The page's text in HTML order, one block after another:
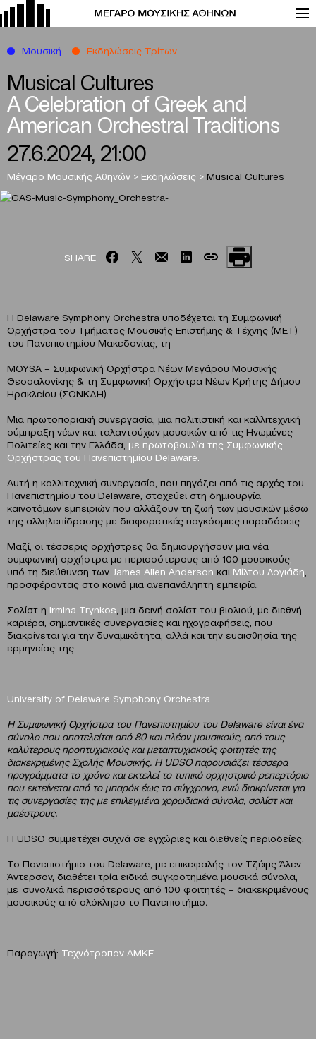
Musical Cultures
A Celebration of Greek and
American Orchestral Traditions
27.6.2024, 21:00
Μέγαρο Μουσικής Αθηνών > Εκδηλώσεις > Musical Cultures
Μουσική Εκδηλώσεις Τρίτων
SHARE
Η Delaware Symphony Orchestra υποδέχεται τη Συμφωνική
Ορχήστρα του Τμήματος Μουσικής Επιστήμης & Τέχνης (ΜΕΤ)
του Πανεπιστημίου Μακεδονίας, τη
MOYSA – Συμφωνική Ορχήστρα Νέων Μεγάρου Μουσικής
Θεσσαλονίκης & τη Συμφωνική Ορχήστρα Νέων Κρήτης Δήμου
Ηρακλείου (ΣΟΝΚΔΗ).
Μια πρωτοποριακή συνεργασία, μια πολιτιστική και καλλιτεχνική
σύμπραξη νέων και ταλαντούχων μουσικών από τις Ηνωμένες
Πολιτείες και την Ελλάδα, με πρωτοβουλία της Συμφωνικής
Ορχήστρας του Πανεπιστημίου Delaware.
Αυτή η καλλιτεχνική συνεργασία, που πηγάζει από τις αρχές του
Πανεπιστημίου του Delaware, στοχεύει στη δημιουργία
καινοτόμων εμπειριών που αλλάζουν τη ζωή των μουσικών μέσω
της αλληλεπίδρασης με διαφορετικές παγκόσμιες παραδόσεις.
Μαζί, οι τέσσερις ορχήστρες θα δημιουργήσουν μια νέα
συμφωνική ορχήστρα με περισσότερους από 100 μουσικούς
υπό τη διεύθυνση των James Allen Anderson και Μίλτου Λογιάδη
προσφέροντας στο κοινό μια ανεπανάληπτη εμπειρία.
Σολίστ η Irmina Trynkos , μια δεινή σολίστ του βιολιού, με διεθνή
καριέρα, σημαντικές συνεργασίες και ηχογραφήσεις, που
διακρίνεται για την δυναμικότητα, αλλά και την ευαισθησία της
ερμηνείας της.
University of Delaware Symphony Orchestra
Η Συμφωνική Ορχήστρα του Πανεπιστημίου του Delawareείναι ένα
σύνολο που αποτελείται από 80 και πλέον μουσικούς, από τους
καλύτερους προπτυχιακούς και μεταπτυχιακούς φοιτητές της
διακεκριμένης Σχολής Μουσικής. Η UDSO παρουσιάζει τέσσερα
προγράμματα το χρόνο και εκτελεί το τυπικό ορχηστρικό ρεπερτόριο
που εκτείνεται από το μπαρόκ έως το σύγχρονο, ενώ διακρίνεται για
τις συνεργασίες της με επιλεγμένα χορωδιακά σύνολα, σολίστ και
μαέστρους.
Η UDSO συμμετέχει συχνά σε εγχώριες και διεθνείς περιοδείες.
Το Πανεπιστήμιο του Delaware, με επικεφαλής τον Τζέιμς Άλεν
Άντερσον, διαθέτει τρία ειδικά συγκροτημένα μουσικά σύνολα,
με συνολικά περισσότερους από 100 φοιτητές – διακεκριμένους
μουσικούς από ολόκληρο το Πανεπιστήμιο.
Παραγωγή: Τεχνότροπον ΑΜΚΕ